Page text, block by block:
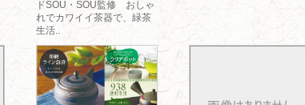
ドSOU・SOU監修 おしゃ
れでカワイイ茶器で、緑茶
生活..